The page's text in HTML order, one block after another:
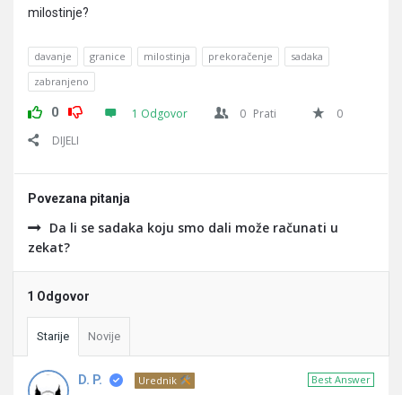
milostinje?
davanje granice milostinja prekoračenje
sadaka
zabranjeno
0 1 Odgovor 0 Prati
0
DIJELI
Povezana pitanja
Da li se sadaka koju smo dali može računati u
zekat?
1 Odgovor
Starije Novije
Best Answer
D. P.
Urednik